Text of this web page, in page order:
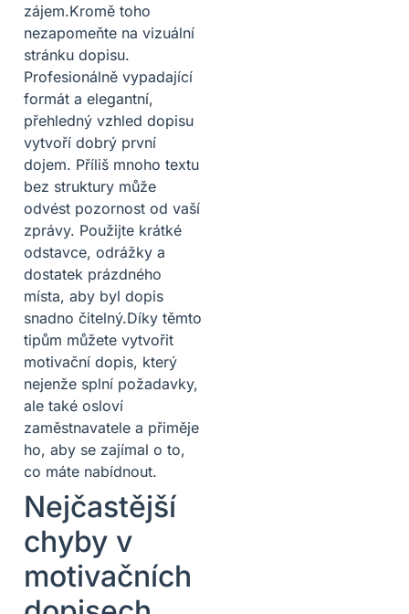
zájem.Kromě toho
nezapomeňte na vizuální
stránku dopisu.
Profesionálně vypadající
formát a elegantní,
přehledný vzhled dopisu
vytvoří dobrý první
dojem. Příliš mnoho textu
bez struktury může
odvést pozornost od vaší
zprávy. Použijte krátké
odstavce, odrážky a
dostatek prázdného
místa, aby byl dopis
snadno čitelný.Díky těmto
tipům můžete vytvořit
motivační dopis, který
nejenže splní požadavky,
ale také osloví
zaměstnavatele a přiměje
ho, aby se zajímal o to,
co máte nabídnout.
Nejčastější
chyby v
motivačních